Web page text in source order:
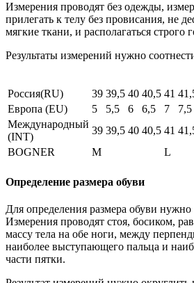
Измерения проводят без одежды,
прилегать к телу без провисания, не
мягкие ткани, и располагаться строго
Результаты измерений нужно
Россия(RU) 39 39,5 40 40,5 41
Европа (EU)
5 5,5 6 6,5 7 7,5
Международный
(INT)
39 39,5 40 40,5 41
BOGNER
M L
Определение размера обуви
Для определения размера обуви
Измерения проводят стоя, босиком,
массу тела на обе ноги, между
наиболее выступающего пальца и
части пятки.